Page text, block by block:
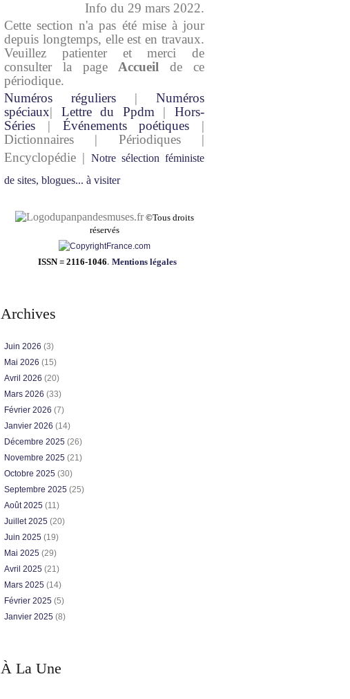
Info du 29 mars 2022.
Cette section n'a pas été mise à jour
depuis longtemps, elle est en travaux.
Veuillez patienter et merci de
consulter la page Accueil de ce
périodique.
Numéros réguliers | Numéros
spéciaux| Lettre du Ppdm |Hors-
Séries | Événements poétiques |
Dictionnaires | Périodiques |
Encyclopédie | Notre sélection féministe
de sites, blogues... à visiter
pandesmuses.fr ©Tous droits
réservés
ISSN = 2116-1046. Mentions légales
Archives
Juin 2026 (3)
Mai 2026 (15)
Avril 2026 (20)
Mars 2026 (33)
Février 2026 (7)
Janvier 2026 (14)
Décembre 2025 (26)
Novembre 2025 (21)
Octobre 2025 (30)
Septembre 2025 (25)
Août 2025 (11)
Juillet 2025 (20)
Juin 2025 (19)
Mai 2025 (29)
Avril 2025 (21)
Mars 2025 (14)
Février 2025 (5)
Janvier 2025 (8)
À La Une